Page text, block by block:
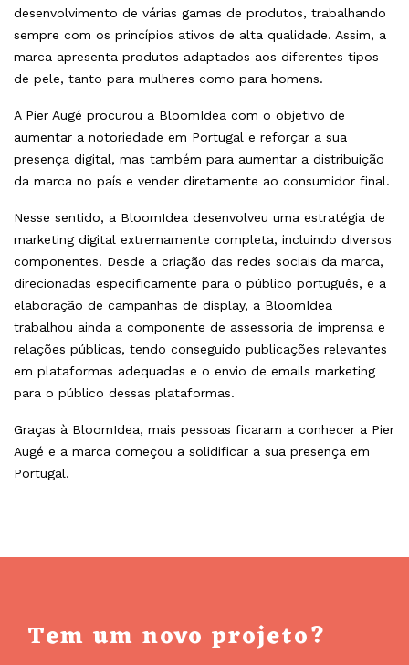
desenvolvimento de várias gamas de produtos, trabalhando
sempre com os princípios ativos de alta qualidade. Assim, a
marca apresenta produtos adaptados aos diferentes tipos
de pele, tanto para mulheres como para homens.
A Pier Augé procurou a BloomIdea com o objetivo de
aumentar a notoriedade em Portugal e reforçar a sua
presença digital, mas também para aumentar a distribuição
da marca no país e vender diretamente ao consumidor final.
Nesse sentido, a BloomIdea desenvolveu uma estratégia de
marketing digital extremamente completa, incluindo diversos
componentes. Desde a criação das redes sociais da marca,
direcionadas especificamente para o público português, e a
elaboração de campanhas de display, a BloomIdea
trabalhou ainda a componente de assessoria de imprensa e
relações públicas, tendo conseguido publicações relevantes
em plataformas adequadas e o envio de emails marketing
para o público dessas plataformas.
Graças à BloomIdea, mais pessoas ficaram a conhecer a Pier
Augé e a marca começou a solidificar a sua presença em
Portugal.
Tem um novo projeto?